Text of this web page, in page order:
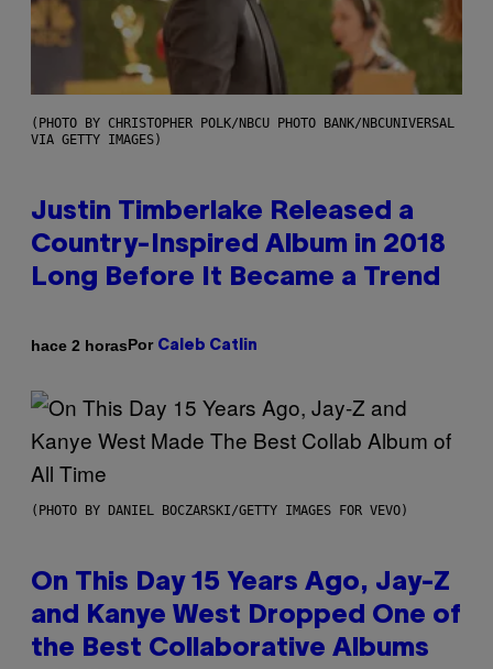
(PHOTO BY CHRISTOPHER POLK/NBCU PHOTO BANK/NBCUNIVERSAL
VIA GETTY IMAGES)
Justin Timberlake Released a
Country-Inspired Album in 2018
Long Before It Became a Trend
hace 2 horasPor Caleb Catlin
(PHOTO BY DANIEL BOCZARSKI/GETTY IMAGES FOR VEVO)
On This Day 15 Years Ago, Jay-Z
and Kanye West Dropped One of
the Best Collaborative Albums